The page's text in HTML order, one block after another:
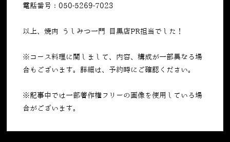
電話番号：050-5269-7023
以上、焼肉 うしみつ一門 目黒店PR担当でした！
※コース料理に関しまして、内容、構成が一部異なる場
合もございます。詳細は、予約時にご確認ください。
※記事中では一部著作権フリーの画像を使用している場
合がございます。